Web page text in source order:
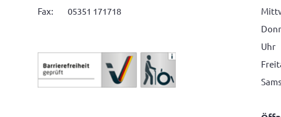
Fax: 05351 171718
Uhr